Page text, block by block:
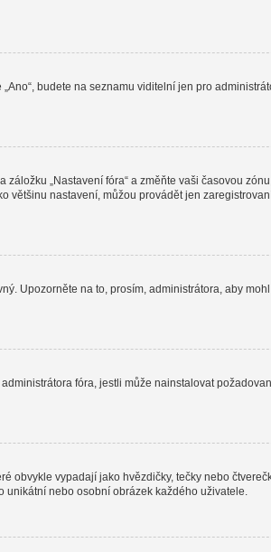
budete na seznamu viditelní jen pro
„Nastavení fóra“ a změňte vaši časovou
většinu nastavení, můžou provádět jen
Upozorněte na to, prosím, administrátora, aby
fóra, jestli může nainstalovat
obvykle vypadají jako hvězdičky, tečky nebo
unikátní nebo osobní obrázek každého uživatele.